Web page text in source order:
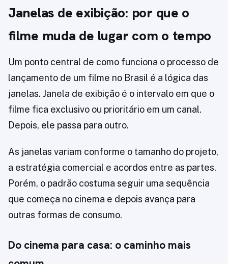
Janelas de exibição: por que o
filme muda de lugar com o tempo
Um ponto central de como funciona o processo de
lançamento de um filme no Brasil é a lógica das
janelas. Janela de exibição é o intervalo em que o
filme fica exclusivo ou prioritário em um canal.
Depois, ele passa para outro.
As janelas variam conforme o tamanho do projeto,
a estratégia comercial e acordos entre as partes.
Porém, o padrão costuma seguir uma sequência
que começa no cinema e depois avança para
outras formas de consumo.
Do cinema para casa: o caminho mais